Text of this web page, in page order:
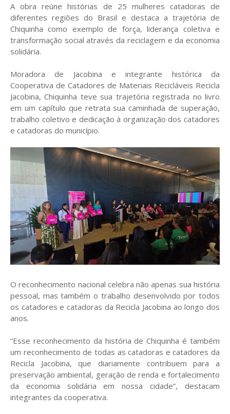
A obra reúne histórias de 25 mulheres catadoras de
diferentes regiões do Brasil e destaca a trajetória de
Chiquinha como exemplo de força, liderança coletiva e
transformação social através da reciclagem e da economia
solidária.
Moradora de Jacobina e integrante histórica da
Cooperativa de Catadores de Materiais Recicláveis Recicla
Jacobina, Chiquinha teve sua trajetória registrada no livro
em um capítulo que retrata sua caminhada de superação,
trabalho coletivo e dedicação à organização dos catadores
e catadoras do município.
O reconhecimento nacional celebra não apenas sua história
pessoal, mas também o trabalho desenvolvido por todos
os catadores e catadoras da Recicla Jacobina ao longo dos
anos.
“Esse reconhecimento da história de Chiquinha é também
um reconhecimento de todas as catadoras e catadores da
Recicla Jacobina, que diariamente contribuem para a
preservação ambiental, geração de renda e fortalecimento
da economia solidária em nossa cidade”, destacam
integrantes da cooperativa.